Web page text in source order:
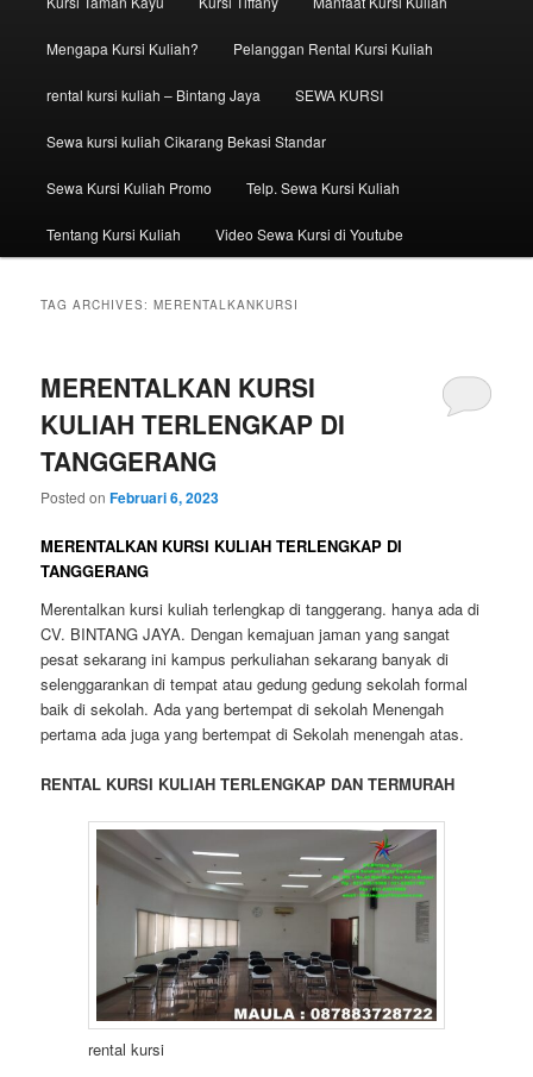
Mengapa Kursi Kuliah? Pelanggan Rental Kursi Kuliah
rental kursi kuliah – Bintang Jaya SEWA KURSI
Sewa kursi kuliah Cikarang Bekasi Standar
Sewa Kursi Kuliah Promo Telp. Sewa Kursi Kuliah
Tentang Kursi Kuliah Video Sewa Kursi di Youtube
TAG ARCHIVES:MERENTALKANKURSI
MERENTALKAN KURSI
KULIAH TERLENGKAP DI
TANGGERANG
Posted onFebruari 6, 2023
MERENTALKAN KURSI KULIAH TERLENGKAP DI
TANGGERANG
Merentalkan kursi kuliah terlengkap di tanggerang. hanya ada di
CV. BINTANG JAYA. Dengan kemajuan jaman yang sangat
pesat sekarang ini kampus perkuliahan sekarang banyak di
selenggarankan di tempat atau gedung gedung sekolah formal
baik di sekolah. Ada yang bertempat di sekolah Menengah
pertama ada juga yang bertempat di Sekolah menengah atas.
RENTAL KURSI KULIAH TERLENGKAP DAN TERMURAH
rental kursi